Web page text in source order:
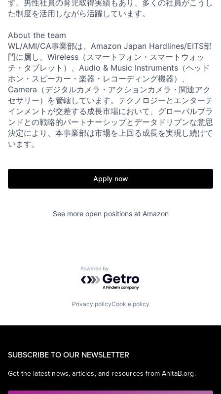
す。男性社員の育児取得実績もあり、多くの社員がこうし
た制度を活用しながら活躍しています。
About the team
WL/AMI/CA事業部は、Amazon Japan Hardlines/EITS部
門に属し、Wireless（スマートフォン・スマートウォッ
チ・タブレット）、Audio & Music Instruments（ヘッド
ホン・スピーカー・楽器・レコーディング機器）、
Camera（デジタルカメラ・アクションカメラ・関連アク
セサリー）を管轄しています。テクノロジーとエンターテ
インメントが交差する成長市場において、グローバルブラ
ンドとの戦略的パートナーシップとデータドリブンな意思
決定により、本事業部は市場を上回る成長を実現し続けて
います。
Apply now
See more open positions at Amazon
Powered by Getro.com
Privacy policyCookie policy
SUBSCRIBE TO OUR NEWSLETTER
Get the latest news, articles, and resources from AnitaB.org.